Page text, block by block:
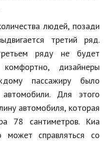
людей, позади
третий ряд.
ряду не будет
дизайнеры
пассажиру было
Для этого
автомобиля, которая
78 сантиметров. Киа
может справляться со